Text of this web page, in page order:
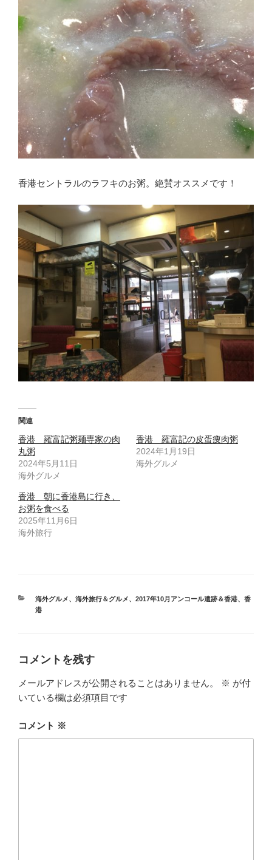
香港セントラルのラフキのお粥。絶賛オススメです！
関連
香港 羅富記粥麺専家の肉
丸粥
2024年5月11日
海外グルメ
香港 羅富記の皮蛋痩肉粥
2024年1月19日
海外グルメ
香港 朝に香港島に行き、
お粥を食べる
2025年11月6日
海外旅行
カ
テ
海外グルメ、 海外旅行＆グルメ、 2017年10月アンコール遺跡＆香港、 香
港
コメントを残す
メールアドレスが公開されることはありません。 ※ が付
いている欄は必須項目です
コメント ※